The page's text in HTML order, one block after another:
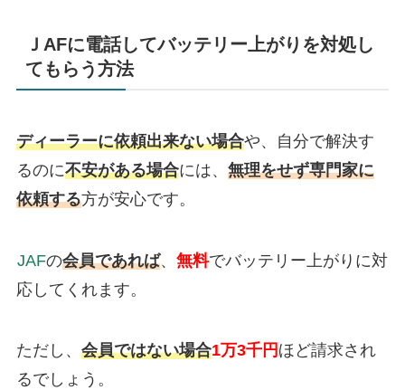
ＪAFに電話してバッテリー上がりを対処し
てもらう方法
ディーラーに依頼出来ない場合や、自分で解決す
るのに不安がある場合には、 無理をせず専門家に
依頼する方が安心です。
JAFの会員であれば、 無料でバッテリー上がりに対
応してくれます。
ただし、 会員ではない場合1万3千円 ほど請求され
るでしょう。